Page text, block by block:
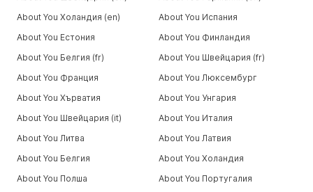
About You Холандия (en)
About You Испания
About You Естония
About You Финландия
About You Белгия (fr)
About You Швейцария (fr)
About You Франция
About You Люксембург
About You Хърватия
About You Унгария
About You Швейцария (it)
About You Италия
About You Литва
About You Латвия
About You Белгия
About You Холандия
About You Полша
About You Португалия